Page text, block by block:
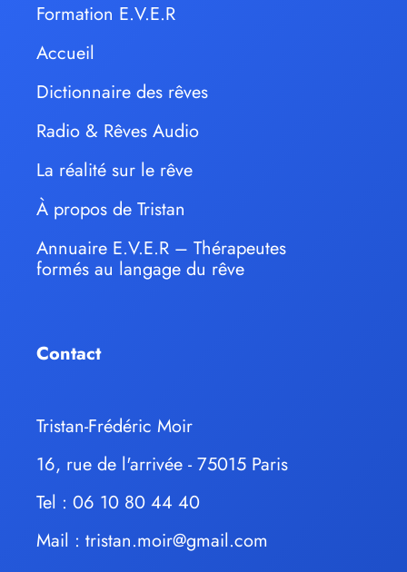
Formation E.V.E.R
Accueil
Dictionnaire des rêves
Radio & Rêves Audio
La réalité sur le rêve
À propos de Tristan
Annuaire E.V.E.R – Thérapeutes
formés au langage du rêve
Contact
Tristan-Frédéric Moir
16, rue de l'arrivée - 75015 Paris
Tel : 06 10 80 44 40
Mail : tristan.moir@gmail.com